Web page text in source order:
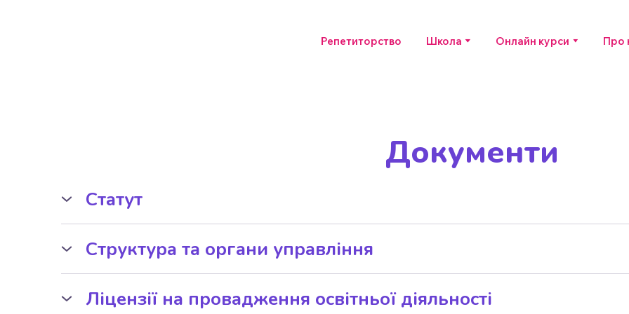
Репетиторство Школа Онлайн курси Про
Документи
Статут
Статут Київської гімназії Galaxy School
Структура та органи управління
Структура та органи управління
Ліцензії на провадження освітньої діяльності